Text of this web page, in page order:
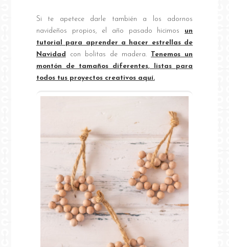
Si te apetece darle también a los adornos
navideños propios, el año pasado hicimos un
tutorial para aprender a hacer estrellas de
Navidad
con bolitas de madera. Tenemos un
montón de tamaños diferentes, listas para
todos tus proyectos creativos aquí.